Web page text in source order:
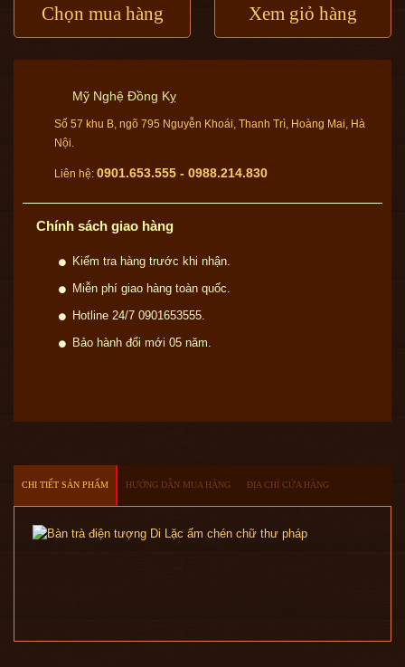
Chọn mua hàng Xem giỏ hàng
Mỹ Nghệ Đồng Kỵ
Số 57 khu B, ngõ 795 Nguyễn Khoái, Thanh Trì, Hoàng Mai, Hà
Nội.
Liên hệ: 0901.653.555 - 0988.214.830
Chính sách giao hàng
Kiểm tra hàng trước khi nhận.
Miễn phí giao hàng toàn quốc.
Hotline 24/7 0901653555.
Bảo hành đổi mới 05 năm.
CHI TIẾT SẢN PHẨM HƯỚNG DẪN MUA HÀNG ĐỊA CHỈ CỬA HÀNG